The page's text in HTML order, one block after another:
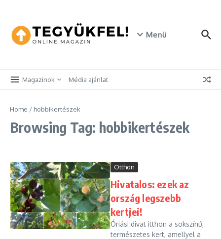
Menü
Magazinok Média ajánlat
Home / hobbikertészek
Browsing Tag: hobbikertészek
Otthon
Hivatalos: ezek az
ország legszebb
kertjei!
Óriási divat itthon a sokszínű,
természetes kert, amellyel a